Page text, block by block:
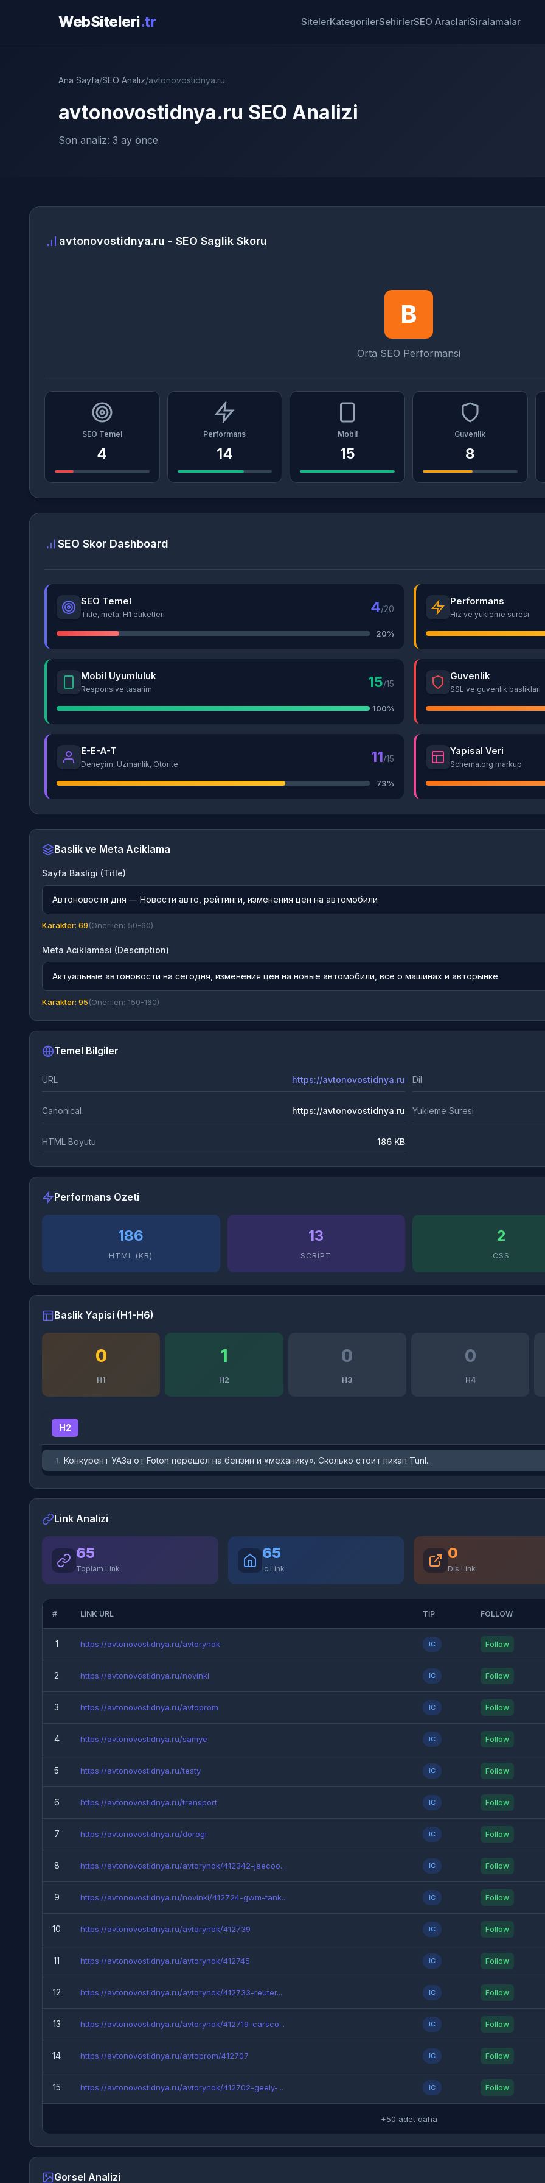
WebSiteleri.tr SitelerKategorilerSehirlerSEO AraclariSiralamalar
Ana Sayfa/SEO Analiz/avtonovostidnya.ru
avtonovostidnya.ru SEO Analizi
Son analiz: 3 ay önce
avtonovostidnya.ru - SEO Saglik Skoru
B
Orta SEO Performansi
SEO Temel
4
Performans
14
Mobil
15
Guvenlik
8
SEO Skor Dashboard
SEO Temel
Title, meta, H1 etiketleri 4/20
20%
Performans
Hiz ve yukleme suresi
Mobil Uyumluluk
Responsive tasarim 15/15
100%
Guvenlik
SSL ve guvenlik basliklari
E-E-A-T
Deneyim, Uzmanlik, Otorite 11/15
73%
Yapisal Veri
Schema.org markup
Baslik ve Meta Aciklama
Sayfa Basligi (Title)
Автоновости дня — Новости авто, рейтинги, изменения цен на автомобили
Karakter: 69(Onerilen: 50-60)
Meta Aciklamasi (Description)
Актуальные автоновости на сегодня, изменения цен на новые автомобили, всё о машинах и авторынке
Karakter: 95(Onerilen: 150-160)
Temel Bilgiler
URL https://avtonovostidnya.ru Dil
Canonical https://avtonovostidnya.ru Yukleme Suresi
HTML Boyutu 186 KB
Performans Ozeti
186
HTML (KB)
13
SCRIPT
2
CSS
Baslik Yapisi (H1-H6)
0
H1
1
H2
0
H3
0
H4
H2
1. Конкурент УАЗа от Foton перешел на бензин и «механику». Сколько стоит пикап Tunl...
Link Analizi
65
Toplam Link
65
Ic Link
0
Dis Link
# LINK URL TIP FOLLOW
1 https://avtonovostidnya.ru/avtorynok IC Follow
2 https://avtonovostidnya.ru/novinki IC Follow
3 https://avtonovostidnya.ru/avtoprom IC Follow
4 https://avtonovostidnya.ru/samye IC Follow
5 https://avtonovostidnya.ru/testy IC Follow
6 https://avtonovostidnya.ru/transport IC Follow
7 https://avtonovostidnya.ru/dorogi IC Follow
8 https://avtonovostidnya.ru/avtorynok/412342-jaecoo... IC Follow
9 https://avtonovostidnya.ru/novinki/412724-gwm-tank... IC Follow
10 https://avtonovostidnya.ru/avtorynok/412739 IC Follow
11 https://avtonovostidnya.ru/avtorynok/412745 IC Follow
12 https://avtonovostidnya.ru/avtorynok/412733-reuter... IC Follow
13 https://avtonovostidnya.ru/avtorynok/412719-carsco... IC Follow
14 https://avtonovostidnya.ru/avtoprom/412707 IC Follow
15 https://avtonovostidnya.ru/avtorynok/412702-geely-... IC Follow
+50 adet daha
Gorsel Analizi